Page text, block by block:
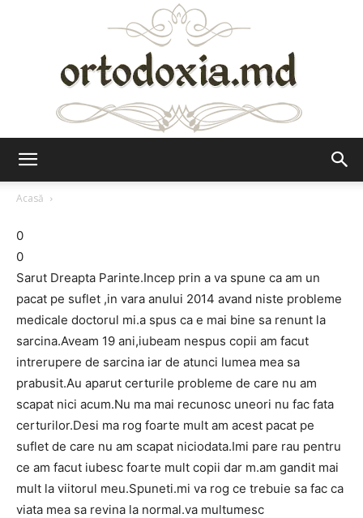
Acasă
0
0
Sarut Dreapta Parinte.Incep prin a va spune ca am un
pacat pe suflet ,in vara anului 2014 avand niste probleme
medicale doctorul mi.a spus ca e mai bine sa renunt la
sarcina.Aveam 19 ani,iubeam nespus copii am facut
intrerupere de sarcina iar de atunci lumea mea sa
prabusit.Au aparut certurile probleme de care nu am
scapat nici acum.Nu ma mai recunosc uneori nu fac fata
certurilor.Desi ma rog foarte mult am acest pacat pe
suflet de care nu am scapat niciodata.Imi pare rau pentru
ce am facut iubesc foarte mult copii dar m.am gandit mai
mult la viitorul meu.Spuneti.mi va rog ce trebuie sa fac ca
viata mea sa revina la normal.va multumesc